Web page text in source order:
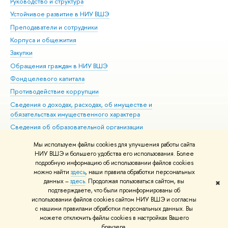
Мы используем файлы cookies для улучшения работы сайта
НИУ ВШЭ и большего удобства его использования. Более
подробную информацию об использовании файлов cookies
можно найти здесь, наши правила обработки персональных
данных –здесь. Продолжая пользоваться сайтом, вы
подтверждаете, что были проинформированы об
использовании файлов cookies сайтом НИУ ВШЭ и согласны
с нашими правилами обработки персональных данных. Вы
можете отключить файлы cookies в настройках Вашего
✖
Устойчивое развитие в НИУ ВШЭ
Преподаватели и сотрудники
Корпуса и общежития
Закупки
Обращения граждан в НИУ ВШЭ
Фонд целевого капитала
Противодействие коррупции
Сведения о доходах, расходах, об имуществе и
обязательствах имущественного характера
Сведения об образовательной организации
Людям с ограниченными возможностями здоровья
Единая платежная страница
Работа в Вышке
© НИУ ВШЭ 1993–2026 Адреса и контакты Условия использования
материалов Политика конфиденциальности Карта сайта
Шрифты HSE Sans и HSE Slab разработаны вШколе дизайна НИУ ВШЭ